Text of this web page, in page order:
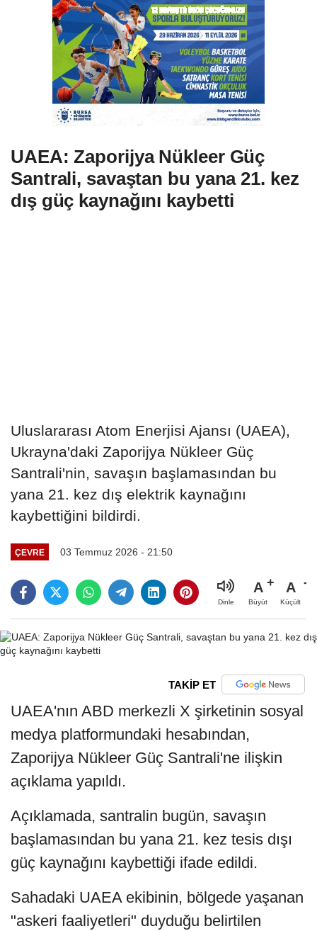
UAEA: Zaporijya Nükleer Güç
Santrali, savaştan bu yana 21. kez
dış güç kaynağını kaybetti
Uluslararası Atom Enerjisi Ajansı (UAEA),
Ukrayna'daki Zaporijya Nükleer Güç
Santrali'nin, savaşın başlamasından bu
yana 21. kez dış elektrik kaynağını
kaybettiğini bildirdi.
ÇEVRE 03 Temmuz 2026 - 21:50
Dinle
A
Büyüt
A
Küçült
TAKİP ET
UAEA'nın ABD merkezli X şirketinin sosyal
medya platformundaki hesabından,
Zaporijya Nükleer Güç Santrali'ne ilişkin
açıklama yapıldı.
Açıklamada, santralin bugün, savaşın
başlamasından bu yana 21. kez tesis dışı
güç kaynağını kaybettiği ifade edildi.
Sahadaki UAEA ekibinin, bölgede yaşanan
"askeri faaliyetleri" duyduğu belirtilen